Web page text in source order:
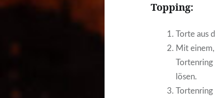
Topping:
Torte aus
Mit
Tortenring
lösen.
Tortenring